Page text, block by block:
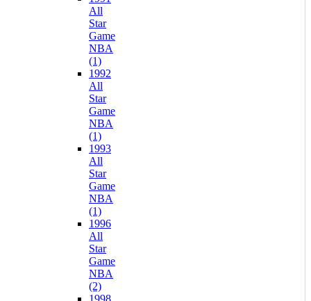
All
Star
Game
NBA
(1)
1992
All
Star
Game
NBA
(1)
1993
All
Star
Game
NBA
(1)
1996
All
Star
Game
NBA
(2)
1998